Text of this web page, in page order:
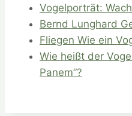
Vogelporträt:
Bernd Lunghard
Fliegen Wie ein
Wie heißt der
Panem”?